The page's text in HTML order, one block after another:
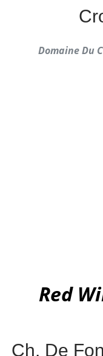
Domaine Du
Red
Ch. De